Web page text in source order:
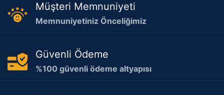
Müşteri Memnuniyeti
Memnuniyetiniz Önceliğimiz
Güvenli Ödeme
%100 güvenli ödeme altyapısı